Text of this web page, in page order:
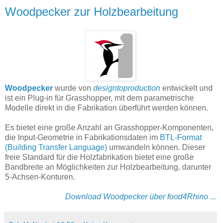
Woodpecker zur Holzbearbeitung
Woodpecker wurde von designtoproduction entwickelt und
ist ein Plug-in für Grasshopper, mit dem parametrische
Modelle direkt in die Fabrikation überführt werden können.
Es bietet eine große Anzahl an Grasshopper-Komponenten,
die Input-Geometrie in Fabrikationsdaten im BTL-Format
(Building Transfer Language) umwandeln können. Dieser
freie Standard für die Holzfabrikation bietet eine große
Bandbreite an Möglichkeiten zur Holzbearbeitung, darunter
5-Achsen-Konturen.
Download Woodpecker über food4Rhino ...